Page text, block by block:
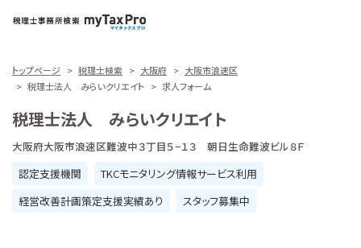
トップページ 税理士検索 大阪府
大阪市浪速区
税理士法人 みらいクリエイト
求人フォーム
税理士法人 みらいクリエイト
大阪府大阪市浪速区難波中３丁目５−１３ 朝日生命難波ビル８Ｆ
認定支援機関
TKCモニタリング情報サービス利用
経営改善計画策定支援実績あり
スタッフ募集中